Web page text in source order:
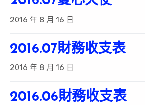
2016 年 8 月 16 日
2016.07財務收支表
2016 年 8 月 16 日
2016.06財務收支表